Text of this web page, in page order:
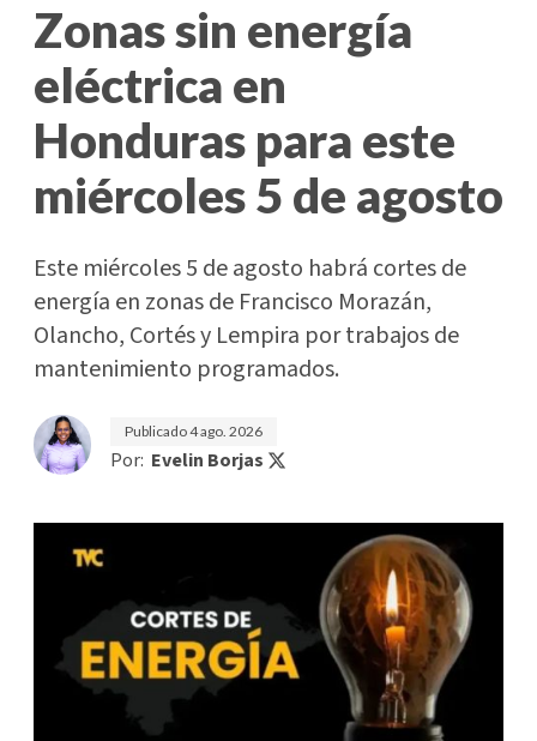
Zonas sin energía
eléctrica en
Honduras para este
miércoles 5 de agosto
Este miércoles 5 de agosto habrá cortes de
energía en zonas de Francisco Morazán,
Olancho, Cortés y Lempira por trabajos de
mantenimiento programados.
Publicado4 ago. 2026
Por: Evelin Borjas